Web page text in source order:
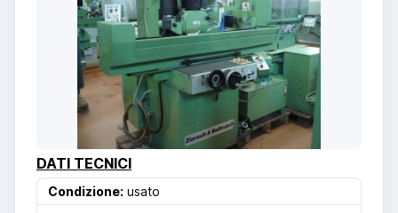
DATI TECNICI
Condizione: usato